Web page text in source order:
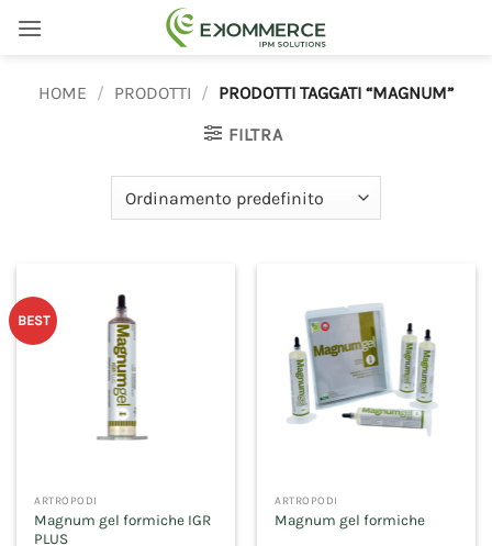
HOME / PRODOTTI / PRODOTTI TAGGATI “MAGNUM”
FILTRA
BEST
ARTROPODI
Magnum gel formiche IGR
PLUS
ARTROPODI
Magnum gel formiche